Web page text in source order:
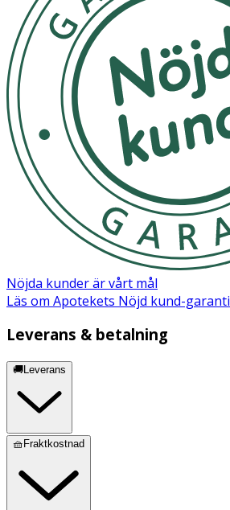
Nöjda kunder är vårt mål
Läs om Apotekets Nöjd kund-garanti
Leverans & betalning
🚚Leverans
🧺Fraktkostnad